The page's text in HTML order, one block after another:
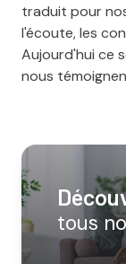
tous
traduit pour
l'écoute, les
Aujourd'hui ce
nous